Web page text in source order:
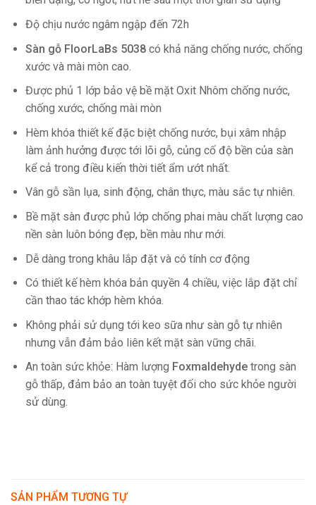
Độ chịu nước ngâm ngập đến 72h
Sàn gỗ FloorLaBs 5038 có khả năng chống nước, chống
xước và mài mòn cao.
Được phủ 1 lớp bảo vệ bề mặt Oxit Nhôm chống nước,
chống xước, chống mài mòn
Hèm khóa thiết kế đặc biệt chống nước, bụi xâm nhập
làm ảnh hưởng được tới lõi gỗ, củng cố độ bền của sàn
kể cả trong điều kiến thời tiết ẩm ướt nhất.
Vân gỗ sần lụa, sinh động, chân thực, màu sắc tự nhiên.
Bề mặt sàn được phủ lớp chống phai màu chất lượng cao
nền sàn luôn bóng đẹp, bền màu như mới.
Dễ dàng trong khâu lắp đặt và có tính cơ động
Có thiết kế hèm khóa bản quyền 4 chiều, việc lắp đặt chỉ
cần thao tác khớp hèm khóa.
Không phải sử dụng tới keo sữa như sàn gỗ tự nhiên
nhưng vẫn đảm bảo liên kết mặt sàn vững chãi.
An toàn sức khỏe: Hàm lượng Foxmaldehydetrong sàn
gỗ thấp, đảm bảo an toàn tuyệt đối cho sức khỏe người
sử dùng.
SẢN PHẨM TƯƠNG TỰ